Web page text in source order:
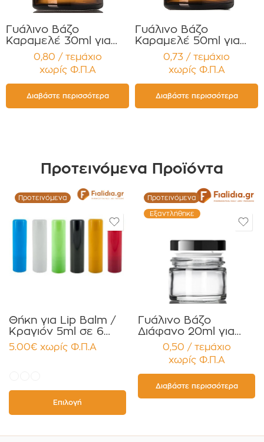
Γυάλινο Βάζο
Καραμελέ 30ml για
Κρέμες και
Κηραλοιφές με Τύπου
Ξύλινο Καπάκι
Παρέμβυσμα
Συσκευασία 12
τεμαχίων (Αντιγραφή)
0,80 / τεμάχιο
χωρίς Φ.Π.Α
Διαβάστε περισσότερα
Γυάλινο Βάζο
Καραμελέ 50ml για
Κρέμες και
Κηραλοιφές με Μαύρο
Γυαλιστερό Καπάκι
Παρέμβυσμα
Συσκευασία 12
τεμαχίων
0,73 / τεμάχιο
χωρίς Φ.Π.Α
Διαβάστε περισσότερα
Προτεινόμενα Προϊόντα
Προτεινόμενα
Θήκη για Lip Balm /
Κραγιόν 5ml σε 6
χρώματα Πακέτο
10τεμ.
5.00€ χωρίς Φ.Π.Α
Επιλογή
Προτεινόμενα
Εξαντλήθηκε
Γυάλινο Βάζο
Διάφανο 20ml για
Κρέμες και
Κηραλοιφές με
Μαύρο Γυαλιστερό
Καπάκι Παρέμβυσμα
Συσκευασία 12
τεμαχίων
0,50 / τεμάχιο
χωρίς Φ.Π.Α
Διαβάστε περισσότερα